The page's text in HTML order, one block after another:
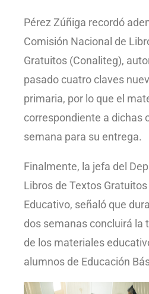
Pérez Zúñiga recordó
Comisión Nacional de
Gratuitos (Conaliteg),
pasado cuatro claves
primaria, por lo que el
correspondiente a dichas
semana para su entrega.
Finalmente, la jefa del
Libros de Textos Gratuitos
Educativo, señaló que
dos semanas concluirá la
de los materiales
alumnos de Educación